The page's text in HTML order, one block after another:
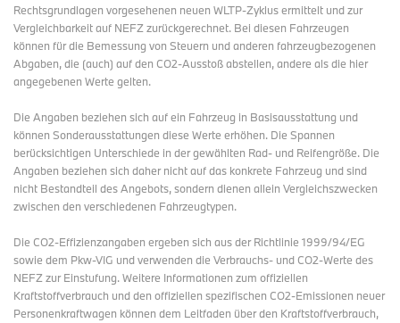
Rechtsgrundlagen vorgesehenen neuen WLTP-Zyklus ermittelt und zur
Vergleichbarkeit auf NEFZ zurückgerechnet. Bei diesen Fahrzeugen
können für die Bemessung von Steuern und anderen fahrzeugbezogenen
Abgaben, die (auch) auf den CO2-Ausstoß abstellen, andere als die hier
angegebenen Werte gelten.
Die Angaben beziehen sich auf ein Fahrzeug in Basisausstattung und
können Sonderausstattungen diese Werte erhöhen. Die Spannen
berücksichtigen Unterschiede in der gewählten Rad- und Reifengröße. Die
Angaben beziehen sich daher nicht auf das konkrete Fahrzeug und sind
nicht Bestandteil des Angebots, sondern dienen allein Vergleichszwecken
zwischen den verschiedenen Fahrzeugtypen.
Die CO2-Effizienzangaben ergeben sich aus der Richtlinie 1999/94/EG
sowie dem Pkw-VIG und verwenden die Verbrauchs- und CO2-Werte des
NEFZ zur Einstufung. Weitere Informationen zum offiziellen
Kraftstoffverbrauch und den offiziellen spezifischen CO2-Emissionen neuer
Personenkraftwagen können dem Leitfaden über den Kraftstoffverbrauch,